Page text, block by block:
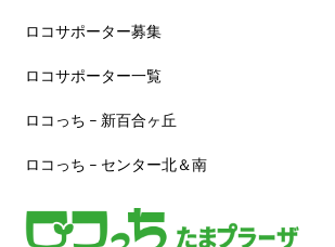
ロコサポーター募集
ロコサポーター一覧
ロコっち – 新百合ヶ丘
ロコっち – センター北＆南